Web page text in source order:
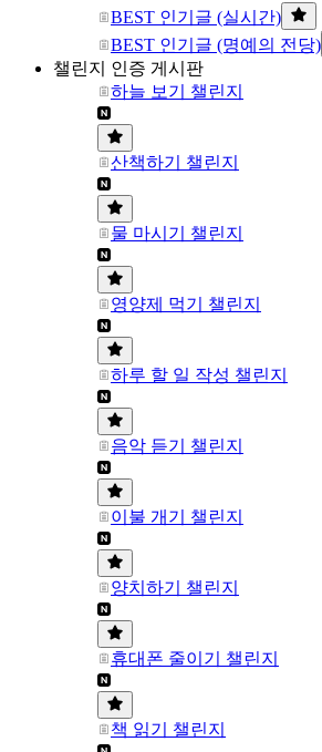
BEST 인기글 (실시간)
BEST 인기글 (명예의 전당)
챌린지 인증 게시판
하늘 보기 챌린지
산책하기 챌린지
물 마시기 챌린지
영양제 먹기 챌린지
하루 할 일 작성 챌린지
음악 듣기 챌린지
이불 개기 챌린지
양치하기 챌린지
휴대폰 줄이기 챌린지
책 읽기 챌린지